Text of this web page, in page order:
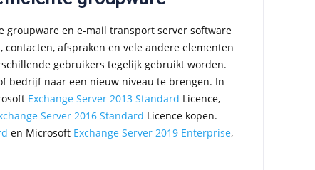
groupware en e-mail transport server software
afspraken en vele andere elementen
gebruikers tegelijk gebruikt worden.
bedrijf naar een nieuw niveau te brengen. In
Exchange Server 2013 Standard Licence,
Server 2016 Standard Licence kopen.
en Microsoft Exchange Server 2019 Enterprise,